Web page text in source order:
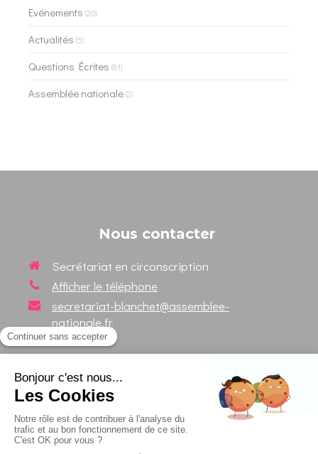
Evénements (20)
Actualités (5)
Questions Écrites (81)
Assemblée nationale(2)
Nous contacter
Secrétariat en circonscription
Afficher le téléphone
secretariat-blanchet@assemblee-
nationale.fr
Suivez votre Député sur les
réseaux sociaux